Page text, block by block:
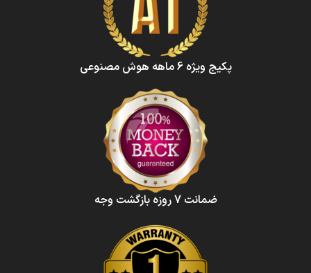
پکیج ویژه 6 ماهه هوش‌ مصنوعی‌
ضمانت 7 روزه بازگشت وجه